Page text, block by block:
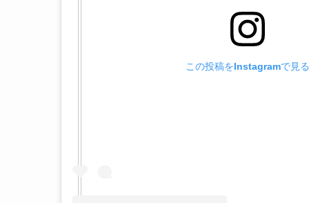
この投稿をInstagramで見る